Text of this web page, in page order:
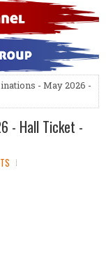
- May 2026 -
- Hall Ticket -